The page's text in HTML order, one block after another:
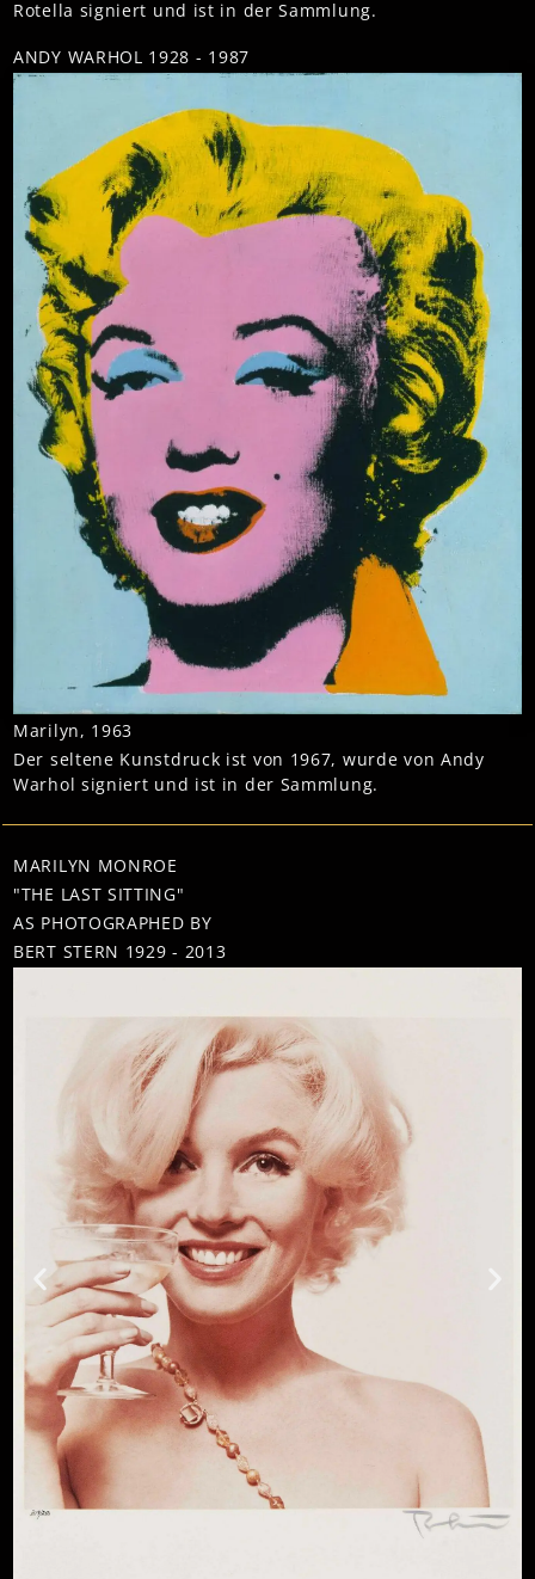
Rotella signiert und ist in der Sammlung.
ANDY WARHOL 1928 - 1987
Marilyn, 1963
Der seltene Kunstdruck ist von 1967, wurde von Andy
Warhol signiert und ist in der Sammlung.
MARILYN MONROE
"THE LAST SITTING"
AS PHOTOGRAPHED BY
BERT STERN 1929 - 2013